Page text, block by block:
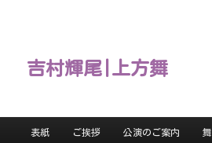
吉村輝尾|上方舞
表紙 ご挨拶 公演のご案内